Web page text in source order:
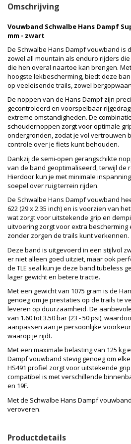
Omschrijving
Vouwband Schwalbe Hans Dampf
mm - zwart
De Schwalbe Hans Dampf vouwband is
zowel all mountain als enduro rijders
die hen overal naartoe kan brengen.
hoogste lekbescherming, biedt deze
op veeleisende trails, zowel
De noppen van de Hans Dampf zijn
gecontroleerd en voorspelbaar
extreme omstandigheden. De
schoudernoppen zorgt voor optimale
ondergronden, zodat je vol vertrouwen
controle over je fiets kunt behouden.
Dankzij de semi-open gerangschikte
van de band geoptimaliseerd, terwijl de
Hierdoor kun je met minimale
soepel over ruig terrein rijden.
De Schwalbe Hans Dampf vouwband
622 (29 x 2.35 inch) en is voorzien van
wat zorgt voor uitstekende grip en
uitvoering zorgt voor extra
zonder zorgen de trails kunt verkennen.
Deze band is uitgevoerd in een stijlvol
er niet alleen goed uitziet, maar ook
de TLE seal kun je deze band tubeless
lager gewicht en betere tractie.
Met een gewicht van 1075 gram is de
genoeg om je prestaties op de trails te
leveren op duurzaamheid. De
van 1.60 tot 3.50 bar (23 - 50 psi),
aanpassen aan je persoonlijke
waarop je rijdt.
Met een maximale belasting van 125 kg
Dampf vouwband stevig genoeg om
HS491 profiel zorgt voor uitstekende
compatibel is met verschillende
en 19F.
Met de Schwalbe Hans Dampf
veroveren.
Productdetails